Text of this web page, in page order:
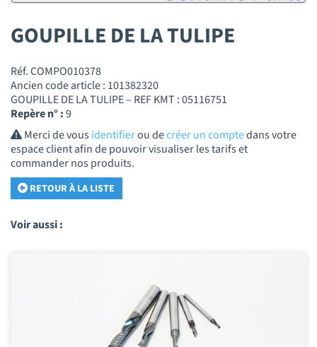
GOUPILLE DE LA TULIPE
Réf. COMPO010378
Ancien code article : 101382320
GOUPILLE DE LA TULIPE – REF KMT : 05116751
Repère n° :9
Merci de vousidentifierou decréer un comptedans votre
espace client afin de pouvoir visualiser les tarifs et
commander nos produits.
RETOUR À LA LISTE
Voir aussi :